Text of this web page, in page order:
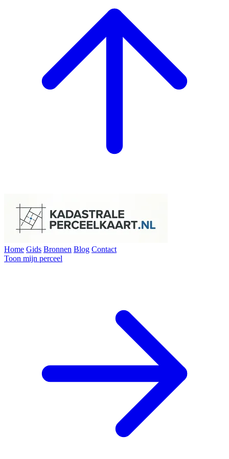
Home Gids Bronnen Blog Contact
Toon mijn perceel